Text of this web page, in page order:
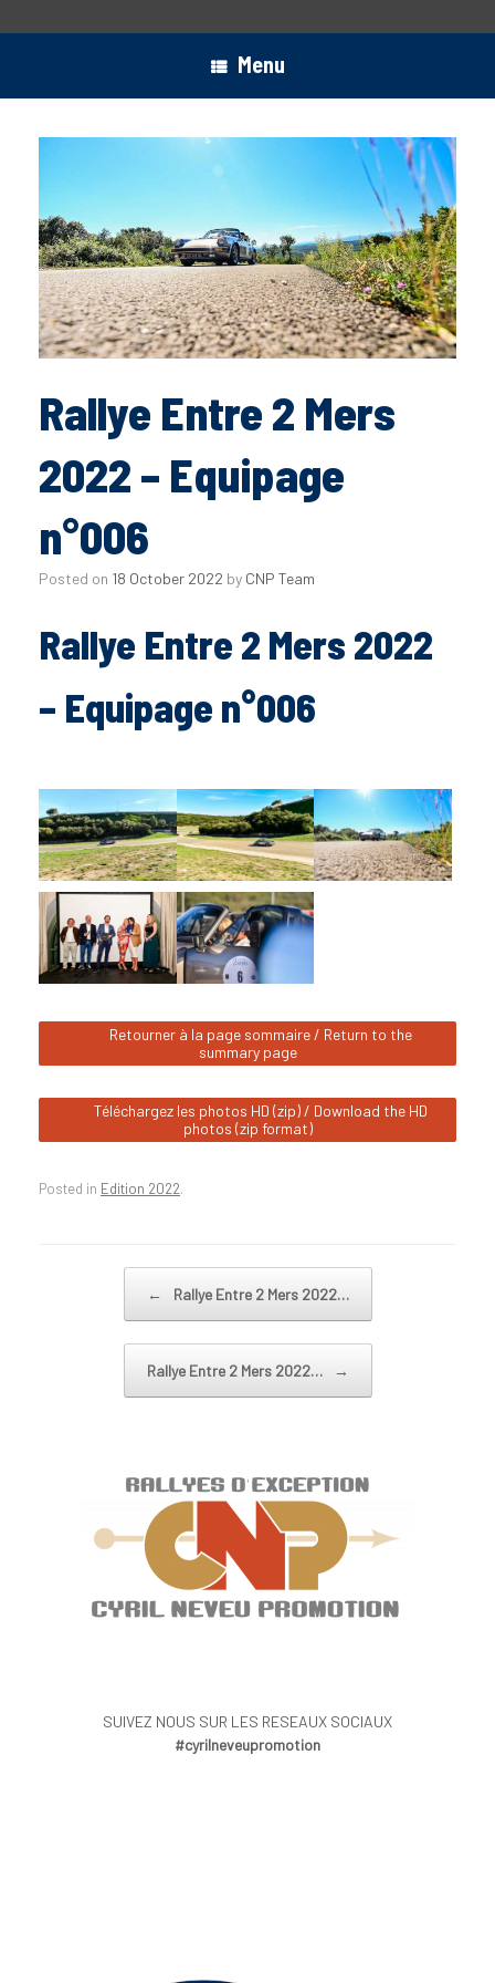
Menu
Rallye Entre 2 Mers
2022 – Equipage
n°006
Posted on 18 October 2022 by CNP Team
Rallye Entre 2 Mers 2022
– Equipage n°006
Retourner à la page sommaire / Return to the
summary page
Téléchargez les photos HD (zip) / Download the HD
photos (zip format)
Posted in Edition 2022.
← Rallye Entre 2 Mers 2022…
Rallye Entre 2 Mers 2022… →
SUIVEZ NOUS SUR LES RESEAUX SOCIAUX
#cyrilneveupromotion